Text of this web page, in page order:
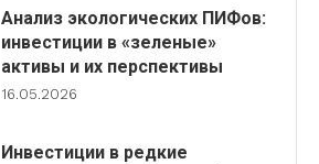
Анализ экологических ПИФов:
инвестиции в «зеленые»
активы и их перспективы
16.05.2026
Инвестиции в редкие